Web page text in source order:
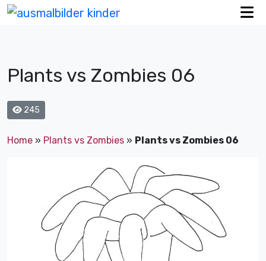
Plants vs Zombies 06
245
Home » Plants vs Zombies » Plants vs Zombies 06